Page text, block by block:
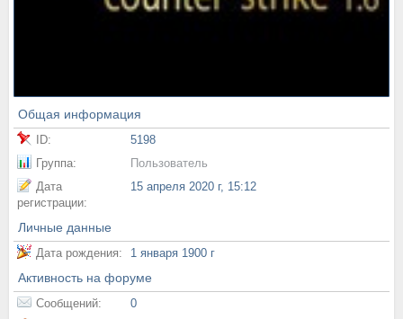
Общая информация
ID:
5198
Группа:
Пользователь
Дата
регистрации:
15 апреля 2020 г, 15:12
Личные данные
Дата рождения: 1 января 1900 г
Активность на форуме
Сообщений:
0